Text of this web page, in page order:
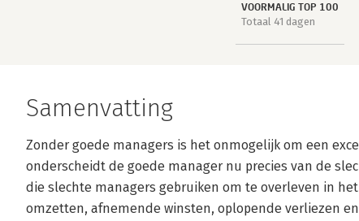
VOORMALIG TOP 100
Totaal 41 dagen
Samenvatting
Zonder goede managers is het onmogelijk om een
onderscheidt de goede manager nu precies van de
die slechte managers gebruiken om te overleven in
omzetten, afnemende winsten, oplopende verliezen